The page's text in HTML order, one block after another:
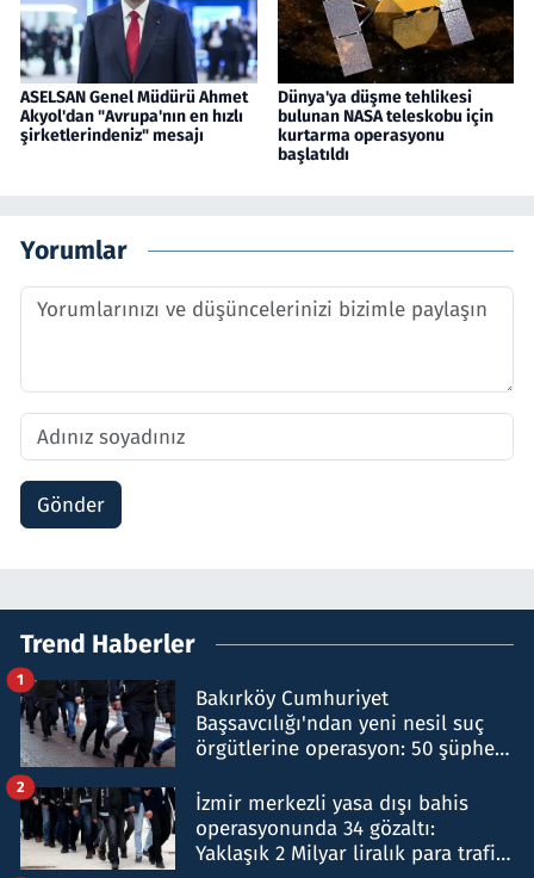
ASELSAN Genel Müdürü Ahmet
Akyol'dan "Avrupa'nın en hızlı
şirketlerindeniz" mesajı
Dünya'ya düşme tehlikesi
bulunan NASA teleskobu için
kurtarma operasyonu
başlatıldı
Yorumlar
Gönder
Trend Haberler
Bakırköy Cumhuriyet
Başsavcılığı'ndan yeni nesil suç
örgütlerine operasyon: 50 şüpheli
1
İzmir merkezli yasa dışı bahis
operasyonunda 34 gözaltı:
Yaklaşık 2 Milyar liralık para trafiği
2